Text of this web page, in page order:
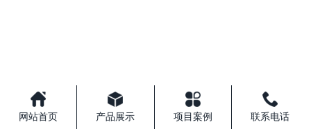
网站首页 产品展示 项目案例 联系电话